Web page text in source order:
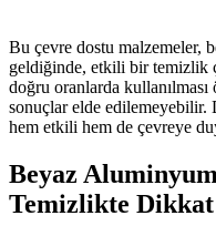
Bu çevre dostu malzemeler,
geldiğinde, etkili bir temizlik
doğru oranlarda
sonuçlar elde
hem etkili hem de çevreye
Beyaz
Temizlikte